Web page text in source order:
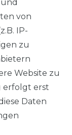
von
IP-
zu
Website zu
erfolgt erst
Daten